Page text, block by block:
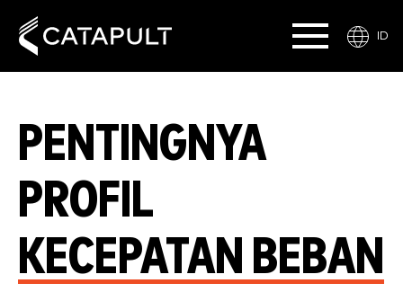
ID
PENTINGNYA
PROFIL
KECEPATAN BEBAN